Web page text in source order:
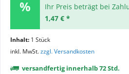
Ihr Preis beträgt bei
1,47 € *
Inhalt: 1 Stück
inkl. MwSt.zzgl. Versandkosten
versandfertig innerhalb 72 Std.